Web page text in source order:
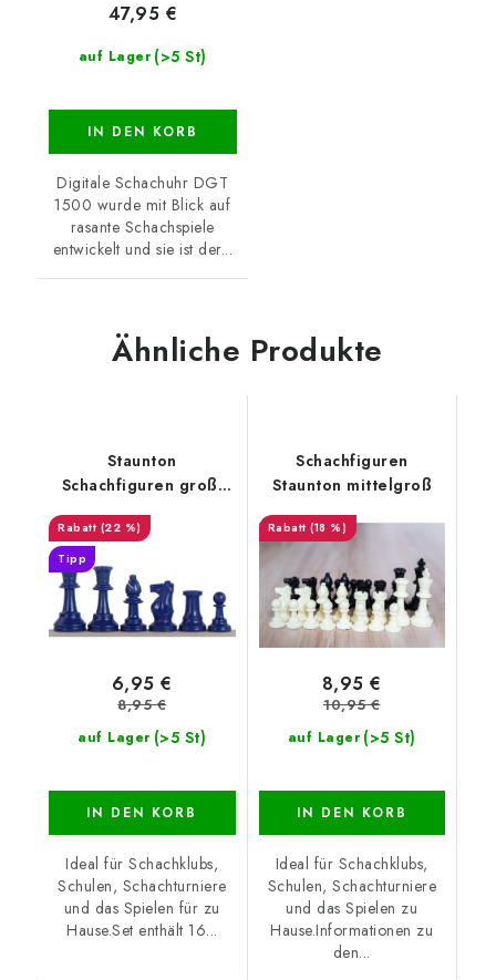
auf Lager (>5 St)
47,95 €
IN DEN KORB
Digitale Schachuhr DGT
1500 wurde mit Blick auf
rasante Schachspiele
entwickelt und sie ist der...
Ähnliche Produkte
Staunton
Schachfiguren groß,
blau
(22 %)
Tipp
auf Lager (>5 St)
6,95 €
8,95 €
IN DEN KORB
Ideal für Schachklubs,
Schulen, Schachturniere
und das Spielen für zu
Hause.Set enthält 16...
Schachfiguren
Staunton mittelgroß
(18 %)
auf Lager (>5 St)
8,95 €
10,95 €
IN DEN KORB
Ideal für Schachklubs,
Schulen, Schachturniere
und das Spielen zu
Hause.Informationen zu
den...